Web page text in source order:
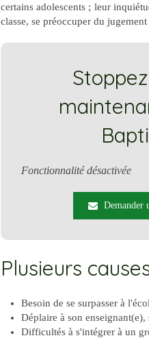
certains adolescents ; leur
classe, se préoccuper du
Fonctionnalité désactivée
Demander
Plusieurs
Besoin de se surpasser à
Déplaire à son enseignant(e),
Difficultés à s'intégrer à un